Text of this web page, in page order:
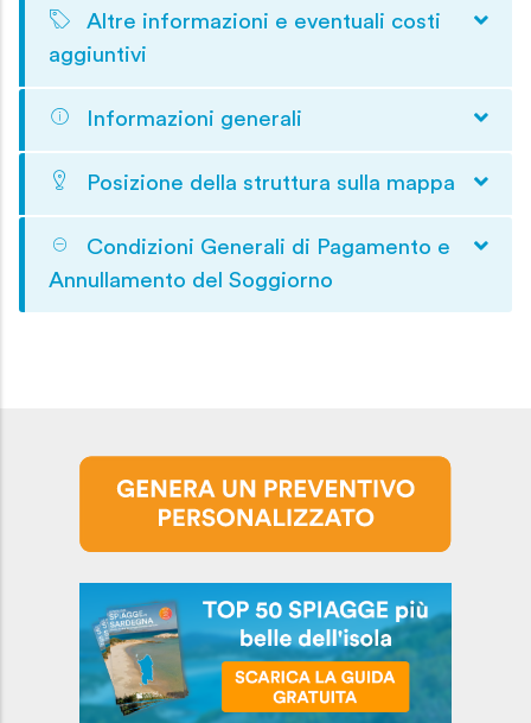
Altre informazioni e eventuali costi
aggiuntivi
Informazioni generali
Posizione della struttura sulla mappa
Condizioni Generali di Pagamento e
Annullamento del Soggiorno